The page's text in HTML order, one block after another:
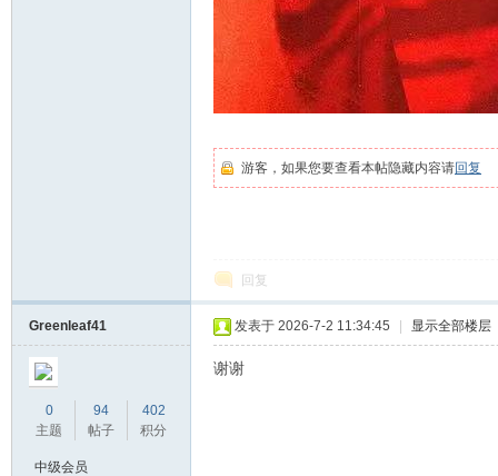
游客，如果您要查看本帖隐藏内容请回复
回复
Greenleaf41
0
主题
94
帖子
402
积分
中级会员
发表于 2026-7-2 11:34:45 显示全部楼层
谢谢